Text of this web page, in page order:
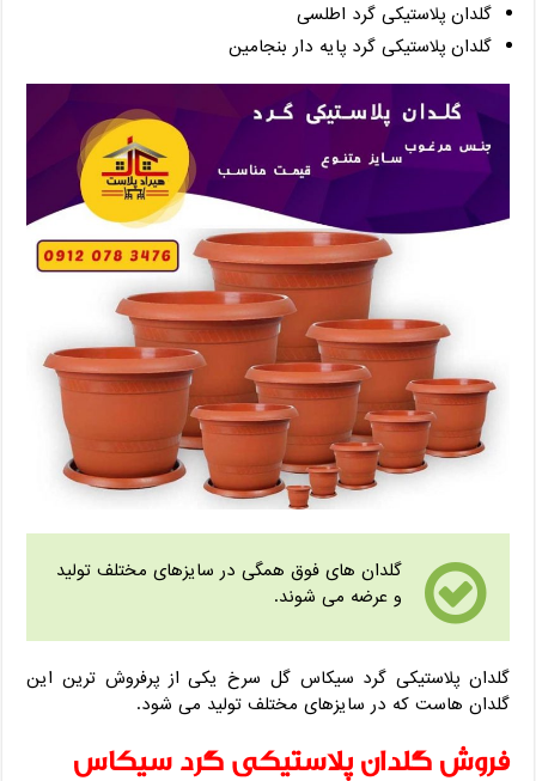
گلدان پلاستیکی گرد اطلسی
گلدان پلاستیکی گرد پایه دار بنجامین
گلدان های فوق همگی در سایزهای مختلف تولید
و عرضه می شوند.
گلدان پلاستیکی گرد سیکاس گل سرخ یکی از پرفروش ترین این
گلدان هاست که در سایزهای مختلف تولید می شود.
فروش گلدان پلاستیکی گرد سیکاس